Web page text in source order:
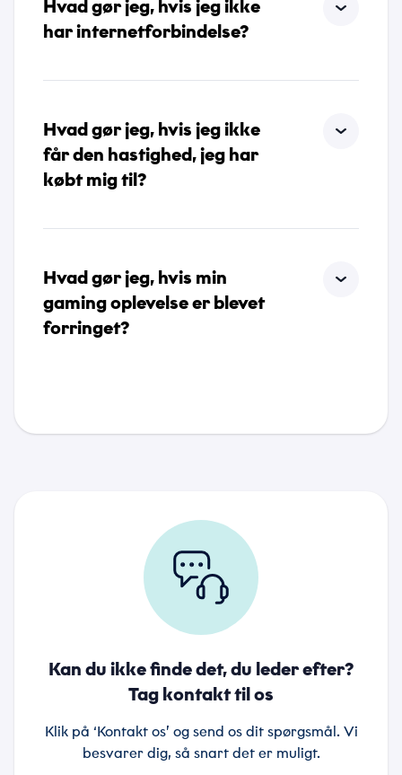
Hvad gør jeg, hvis jeg ikke
har internetforbindelse?
Hvad gør jeg, hvis jeg ikke
får den hastighed, jeg har
købt mig til?
Hvad gør jeg, hvis min
gaming oplevelse er blevet
forringet?
Kan du ikke finde det, du leder efter?
Tag kontakt til os
Klik på ‘Kontakt os’ og send os dit spørgsmål. Vi
besvarer dig, så snart det er muligt.